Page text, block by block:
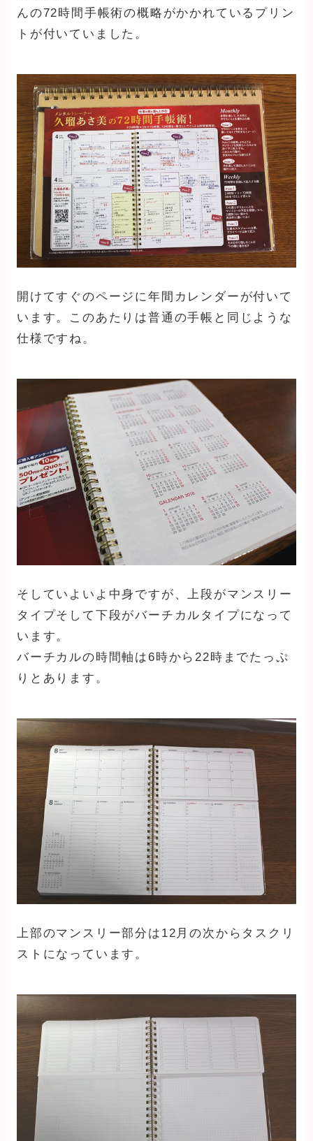
んの72時間手帳術の概略がかかれているプリン
トが付いていました。
開けてすぐのページに年間カレンダーが付いて
います。このあたりは普通の手帳と同じような
仕様ですね。
そしていよいよ中身ですが、上段がマンスリー
タイプそして下段がバーチカルタイプになって
います。
バーチカルの時間軸は6時から22時までたっぷ
りとあります。
上部のマンスリー部分は12月の次からタスクリ
ストになっています。